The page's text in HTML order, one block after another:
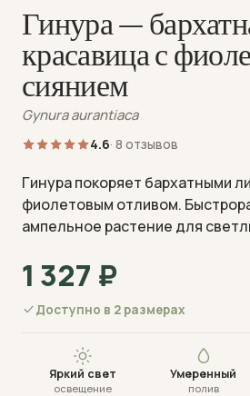
Гинура —
красавица с
сиянием
Gynura aurantiaca
4.6· 8 отзывов
Гинура покоряет бархатными
фиолетовым отливом.
ампельное растение для
1 327 ₽
Доступно в 2 размерах
Яркий свет
освещение
Умеренный
полив